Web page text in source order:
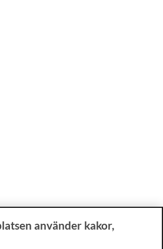
använder kakor,